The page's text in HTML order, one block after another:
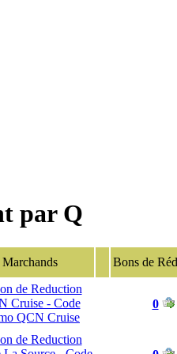
par Q
Marchands Bons de
0